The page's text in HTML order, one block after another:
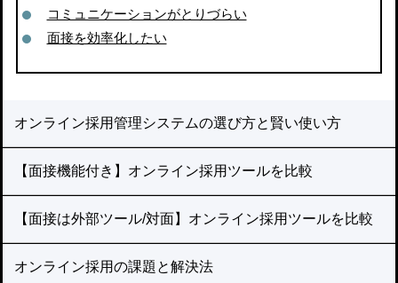
コミュニケーションがとりづらい
面接を効率化したい
オンライン採用管理システムの選び方と賢い使い方
【面接機能付き】オンライン採用ツールを比較
【面接は外部ツール/対面】オンライン採用ツールを比較
オンライン採用の課題と解決法